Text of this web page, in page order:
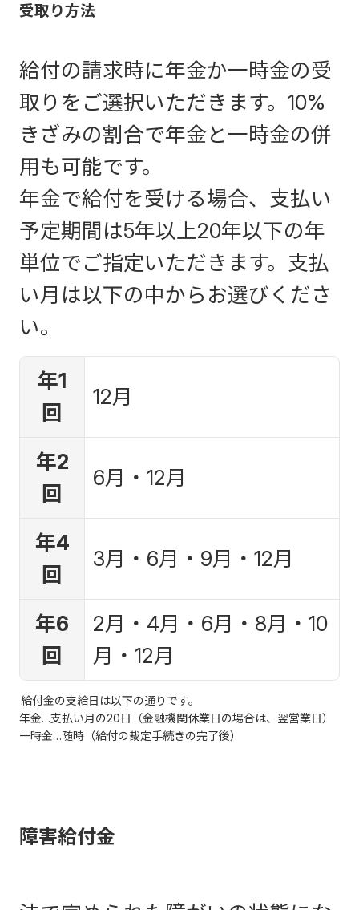
受取り方法
給付の請求時に年⾦か⼀時⾦の受
取りをご選択いただきます。10%
きざみの割合で年⾦と⼀時⾦の併
⽤も可能です。
年金で給付を受ける場合、支払い
予定期間は5年以上20年以下の年
単位でご指定いただきます。支払
い月は以下の中からお選びくださ
い。
年1
回
12月
年2
回
6月・12月
年4
回
3月・6月・9月・12月
年6
回
2月・4月・6月・8月・10
月・12月
給付⾦の⽀給⽇は以下の通りです。
年金…支払い月の20日（金融機関休業日の場合は、翌営業日）
一時金…随時（給付の裁定手続きの完了後）
障害給付金